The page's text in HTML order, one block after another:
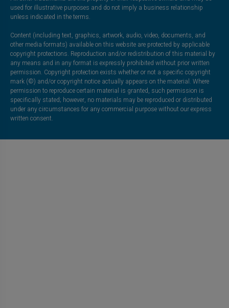
used for illustrative purposes and do not imply a business relationship
unless indicated in the terms.
Content (including text, graphics, artwork, audio, video, documents, and
other media formats) available on this website are protected by applicable
copyright protections. Reproduction and/or redistribution of this material by
any means and in any format is expressly prohibited without prior written
permission. Copyright protection exists whether or not a specific copyright
mark (©) and/or copyright notice actually appears on the material. Where
permission to reproduce certain material is granted, such permission is
specifically stated; however, no materials may be reproduced or distributed
under any circumstances for any commercial purpose without our express
written consent.